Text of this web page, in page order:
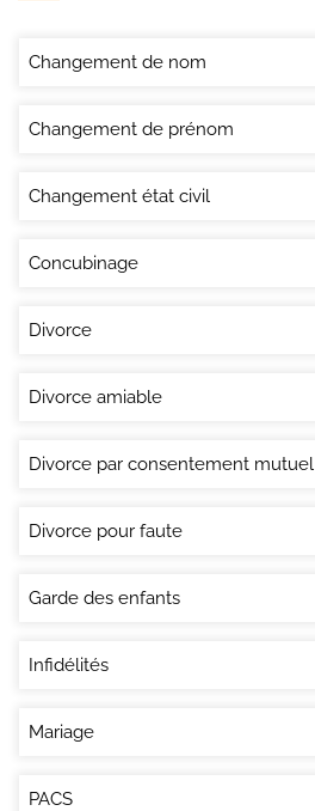
Changement de nom
Changement de prénom
Changement état civil
Concubinage
Divorce
Divorce amiable
Divorce par consentement mutuel
Divorce pour faute
Garde des enfants
Infidélités
Mariage
PACS